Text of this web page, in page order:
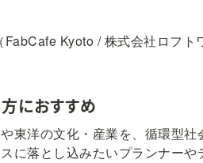
Kyoto / 株式会社ロフト
におすすめ
東洋の文化・産業を、循環型
に落とし込みたいプランナーや